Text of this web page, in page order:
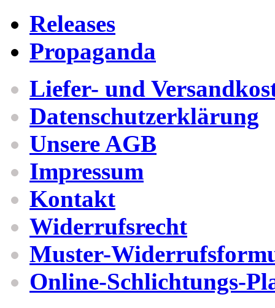
Releases
Propaganda
Liefer- und
Datenschutzerklärung
Unsere AGB
Impressum
Kontakt
Widerrufsrecht
Muster-
Online-Schlichtungs-